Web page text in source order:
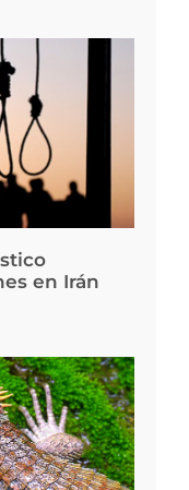
en Irán